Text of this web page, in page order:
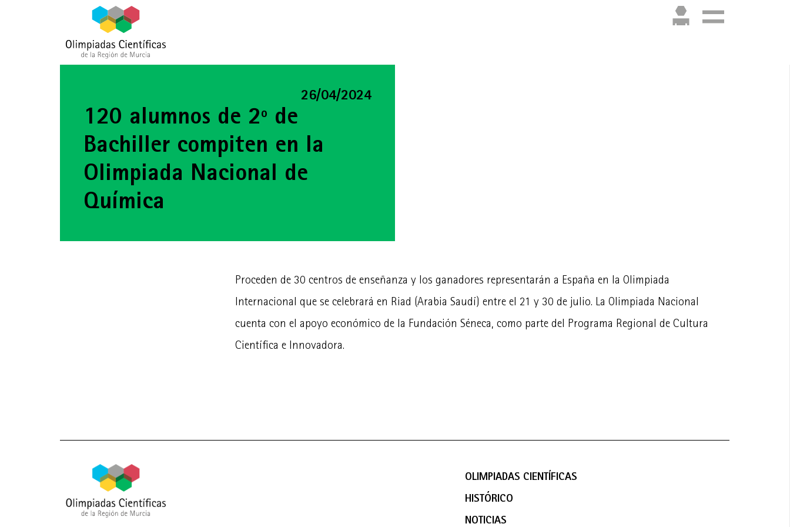
26/04/2024
120 alumnos de 2º de
Bachiller compiten en la
Olimpiada Nacional de
Química
Proceden de 30 centros de enseñanza y los ganadores representarán a España en la Olimpiada
Internacional que se celebrará en Riad (Arabia Saudí) entre el 21 y 30 de julio. La Olimpiada Nacional
cuenta con el apoyo económico de la Fundación Séneca, como parte del Programa Regional de Cultura
Científica e Innovadora.
OLIMPIADAS CIENTÍFICAS
HISTÓRICO
NOTICIAS